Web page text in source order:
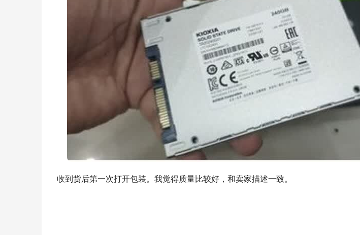
收到货后第一次打开包装。我觉得质量比较好，和卖家描述一致。